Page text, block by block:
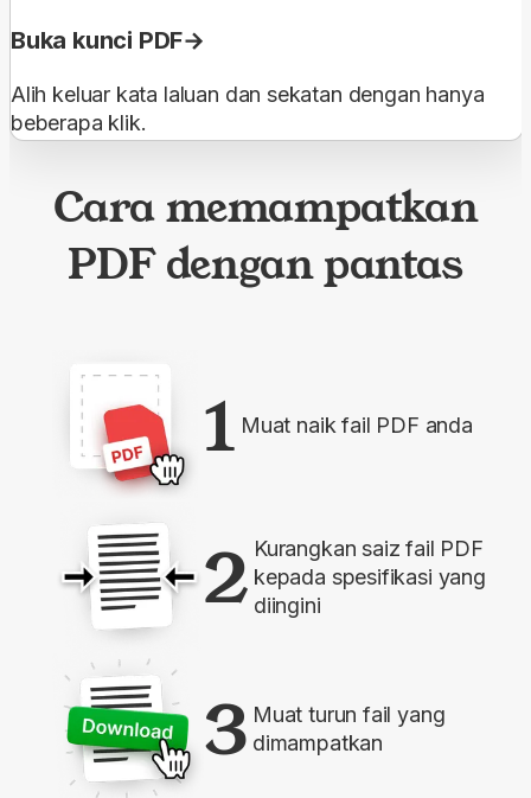
Buka kunci PDF
Alih keluar kata laluan dan sekatan dengan hanya
beberapa klik.
Cara memampatkan
PDF dengan pantas
1 Muat naik fail PDF anda
2 Kurangkan saiz fail PDF
kepada spesifikasi yang
diingini
3 Muat turun fail yang
dimampatkan